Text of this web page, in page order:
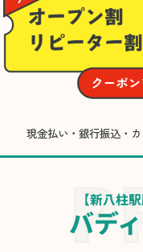
現金払い・銀行振込・
【新八柱
バデ